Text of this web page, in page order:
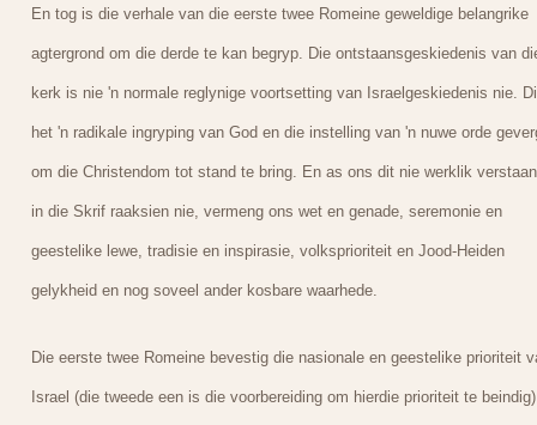
En tog is die verhale van die eerste twee Romeine geweldige belangrike
agtergrond om die derde te kan begryp. Die ontstaansgeskiedenis van
kerk is nie 'n normale reglynige voortsetting van Israelgeskiedenis nie.
het 'n radikale ingryping van God en die instelling van 'n nuwe orde
om die Christendom tot stand te bring. En as ons dit nie werklik
in die Skrif raaksien nie, vermeng ons wet en genade, seremonie en
geestelike lewe, tradisie en inspirasie, volksprioriteit en Jood-Heiden
gelykheid en nog soveel ander kosbare waarhede.
Die eerste twee Romeine bevestig die nasionale en geestelike prioriteit
Israel (die tweede een is die voorbereiding om hierdie prioriteit te